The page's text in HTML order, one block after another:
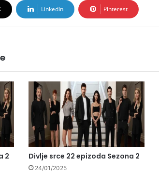
LinkedIn Pinterest
2 Divlje srce 22 epizoda Sezona 2
24/01/2025